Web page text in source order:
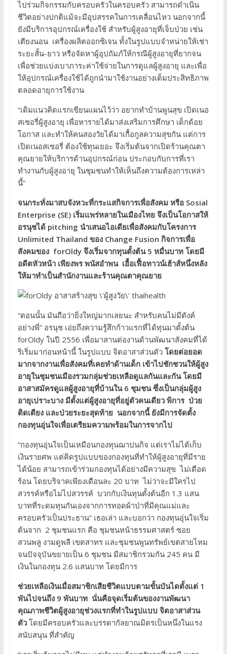
ไปร่วมกิจกรรมกับครอบครัวในครอบครัว สามารถดำเนิน
ชีวิตอย่างปกติแม้จะมีอุปสรรคในการเคลื่อนไหว นอกจากนี้
ยังมีบริการอุปกรณ์เครื่องใช้ สำหรับผู้สูงอายุที่เจ็บป่วย เช่น
เตียงนอน เครื่องผลิตออกซิเจน ทั้งในรูปแบบจำหน่ายให้เช่า
ระยะสั้น-ยาว หรือจัดหาผู้อุปถัมภ์ให้กรณีผู้สูงอายุที่ยากจน
เพื่อช่วยแบ่งเบาภาระค่าใช้จ่ายในการดูแลผู้สูงอายุ และเพื่อ
ให้อุปกรณ์เครื่องใช้ได้ถูกนำมาใช้งานอย่างเต็มประสิทธิภาพ
ตลอดอายุการใช้งาน
“เดิมแนวคิดแรกเขียนแผนไว้ว่า อยากทำบ้านพูนสุข เปิดเนอ
สเซอรี่ผู้สูงอายุ เพื่อหารายได้มาส่งเสริมการศึกษา เด็กด้อย
โอกาส และทำให้คนสองวัยได้มาเกื้อกูลความสุขกัน แต่การ
เปิดเนอสเซอรี่ ต้องใช้ทุนเยอะ จึงเริ่มต้นจากเปิดร้านคุณตา
คุณยายให้บริการด้านอุปกรณ์ก่อน ประกอบกับการที่เรา
ทำงานกับผู้สูงอายุ ในชุมชนทำให้เห็นถึงความต้องการเหล่า
นี้”
จนกระทั่งมาสบจังหวะที่กระแสกิจการเพื่อสังคม หรือ Sosial
Enterprise (SE) เริ่มแพร่หลายในเมืองไทย จึงเป็นโอกาสให้
อรนุชได้ pitching นำเสนอไอเดียเพื่อสังคมกับโครงการ
Unlimited Thailand ของ Change Fusion กิจการเพื่อ
สังคมของ forOldy จึงเริ่มจากทุนตั้งต้น 5 หมื่นบาท โดยมี
อดีตหัวหน้า เพียงพร พนัสอำพน เอื้อเฟื้อทาวน์เฮ้าส์หนึ่งหลัง
ให้มาทำเป็นสำนักงานและร้านคุณตาคุณยาย
“ตอนนั้น มันถือว่ายิ่งใหญ่มากเลยนะ สำหรับคนไม่มีตังค์
อย่างพี่” อรนุช เอ่ยถึงความรู้สึกก้าวแรกที่ได้ทุนมาตั้งต้น
forOldy ในปี 2556 เพื่อมาสานต่องานด้านพัฒนาสังคมที่ได้
ริเริ่มมาก่อนหน้านี้ ในรูปแบบ จิตอาสาส่วนตัว โดยต่อยอด
มากจากงานเพื่อสังคมที่เคยทำด้านเด็ก เข้าไปชักชวนให้ผู้สูง
อายุในชุมชนเมืองรวมกลุ่มช่วยเหลือดูแลกันและกัน โดยมี
อาสาสมัครดูแลผู้สูงอายุที่บ้านใน 6 ชุมชน ซึ่งเป็นกลุ่มผู้สูง
อายุเปราะบาง มีตั้งแต่ผู้สูงอายุที่อยู่ตัวคนเดียว พิการ ป่วย
ติดเตียง และป่วยระยะสุดท้าย นอกจากนี้ ยังมีการจัดตั้ง
กองทุนอุ่นใจเพื่อเตรียมความพร้อมในการจากไป
“กองทุนอุ่นใจเป็นเหมือนกองทุนฌาปนกิจ แต่เราไม่ได้เก็บ
เงินรายศพ แต่คิดรูปแบบของกองทุนที่ทำให้ผู้สูงอายุที่มีราย
ได้น้อย สามารถเข้าร่วมกองทุนได้อย่างมีความสุข ไม่เดือด
ร้อน โดยบริจาคเพียงเดือนละ 20 บาท ไม่ว่าจะมีใครไป
สวรรค์หรือไม่ไปสวรรค์ บวกกับเงินทุนตั้งต้นอีก 1.3 แสน
บาทที่ระดมทุนกันเองจากการทอดผ้าป่าที่มีคุณแม่และ
ครอบครัวเป็นประธาน” เธอเล่า และบอกว่า กองทุนอุ่นใจเริ่ม
ต้นจาก 2 ชุมชนแรก คือ ชุมชนหน้าธรรมศาสตร์ ซอย
สวนพลู งามดูพลี เขตสาทร และชุมชนพูนทรัพย์เขตสายไหม
จนปัจจุบันขยายเป็น 6 ชุมชน มีสมาชิกรวมกัน 245 คน มี
เงินในกองทุน 2.6 แสนบาท โดยมีการ
ช่วยเหลือเงินเมื่อสมาชิกเสียชีวิตแบบตามขั้นบันไดตั้งแต่ 1
พันไปจนถึง 9 พันบาท นั่นคือจุดเริ่มต้นของงานพัฒนา
คุณภาพชีวิตผู้สูงอายุช่วงแรกที่ทำในรูปแบบ จิตอาสาส่วน
ตัว โดยมีครอบครัวและบรรดากัลยาณมิตรเป็นหนึ่งในแรง
สนับสนุน ที่สำคัญ